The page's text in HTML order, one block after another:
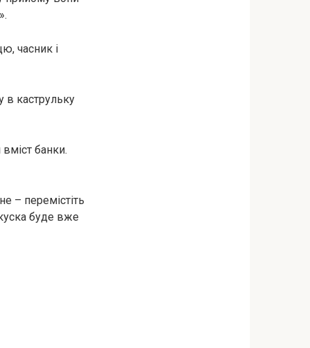
часник і
в каструльку
банки.
– перемістіть
буде вже